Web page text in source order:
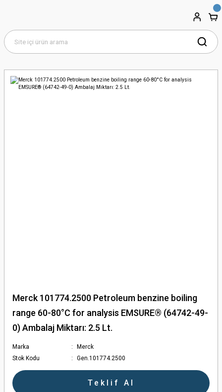
Merck 101774.2500 Petroleum benzine boiling
range 60-80°C for analysis EMSURE® (64742-49-
0) Ambalaj Miktarı: 2.5 Lt.
Marka
Merck
Stok Kodu
Gen.101774.2500
Teklif Al